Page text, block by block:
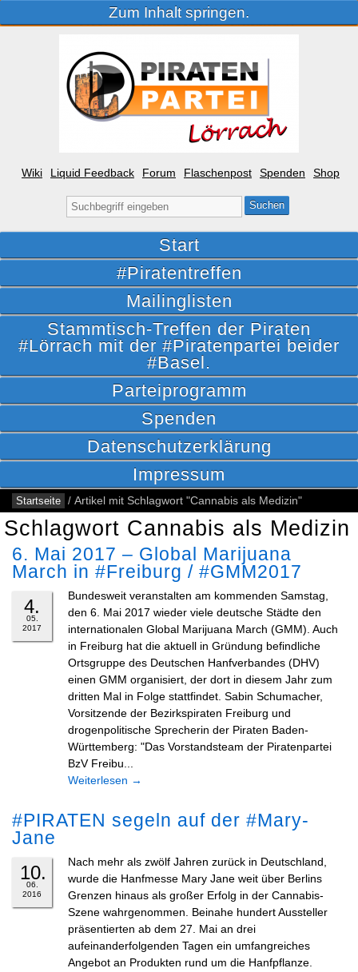
Zum Inhalt springen.
Wiki Liquid Feedback Forum Flaschenpost Spenden Shop
Suche
nach:
Start
#Piratentreffen
Mailinglisten
Stammtisch-Treffen der Piraten
#Lörrach mit der #Piratenpartei beider
#Basel.
Parteiprogramm
Spenden
Datenschutzerklärung
Impressum
Startseite / Artikel mit Schlagwort "Cannabis als Medizin"
Schlagwort Cannabis als Medizin
6. Mai 2017 – Global Marijuana
March in #Freiburg / #GMM2017
4.
05.
2017
Bundesweit veranstalten am kommenden Samstag,
den 6. Mai 2017 wieder viele deutsche Städte den
internationalen Global Marijuana March (GMM). Auch
in Freiburg hat die aktuell in Gründung befindliche
Ortsgruppe des Deutschen Hanfverbandes (DHV)
einen GMM organisiert, der dort in diesem Jahr zum
dritten Mal in Folge stattfindet. Sabin Schumacher,
Vorsitzende der Bezirkspiraten Freiburg und
drogenpolitische Sprecherin der Piraten Baden-
Württemberg: "Das Vorstandsteam der Piratenpartei
BzV Freibu...
Weiterlesen →
#PIRATEN segeln auf der #Mary-
Jane
10.
06.
2016
Nach mehr als zwölf Jahren zurück in Deutschland,
wurde die Hanfmesse Mary Jane weit über Berlins
Grenzen hinaus als großer Erfolg in der Cannabis-
Szene wahrgenommen. Beinahe hundert Aussteller
präsentierten ab dem 27. Mai an drei
aufeinanderfolgenden Tagen ein umfangreiches
Angebot an Produkten rund um die Hanfpflanze.